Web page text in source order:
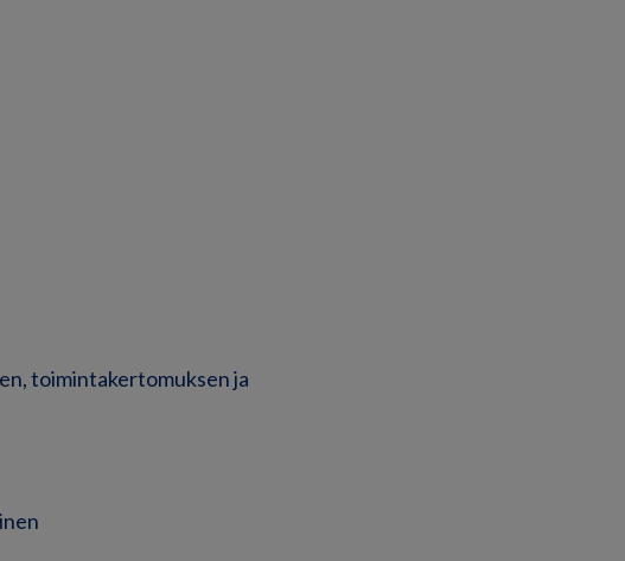
toimintakertomuksen ja